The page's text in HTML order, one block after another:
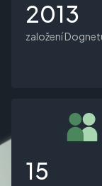
2013
založení
15